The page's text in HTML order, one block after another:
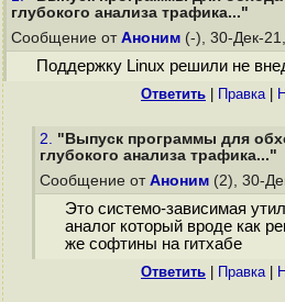
глубокого анализа трафика..."
Сообщение от Аноним (-), 30-Дек-
Поддержку Linux решили не
Ответить Правка|
2. "Выпуск программы для
глубокого анализа трафика..."
Сообщение от Аноним (2), 30-
Это системо-зависимая
аналог который вроде как
же софтины на гитхабе
Ответить Правка|